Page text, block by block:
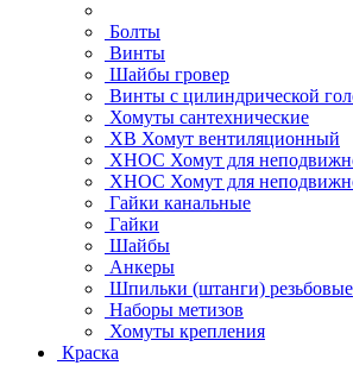
Болты
Винты
Шайбы гровер
Винты с цилиндрической
Хомуты сантехнические
ХВ Хомут вентиляционный
ХНОС Хомут для
ХНОС Хомут для
Гайки канальные
Гайки
Шайбы
Анкеры
Шпильки (штанги) резьбовые
Наборы метизов
Хомуты крепления
Краска